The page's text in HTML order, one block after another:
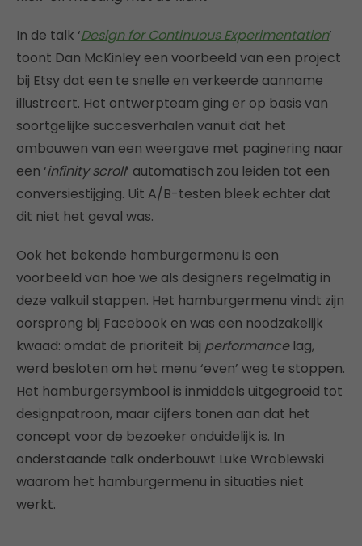
In de talk ‘Design for Continuous Experimentation’
toont Dan McKinley een voorbeeld van een project
bij Etsy dat een te snelle en verkeerde aanname
illustreert. Het ontwerpteam ging er op basis van
soortgelijke succesverhalen vanuit dat het
ombouwen van een weergave met paginering naar
een ‘infinity scroll’ automatisch zou leiden tot een
conversiestijging. Uit A/B-testen bleek echter dat
dit niet het geval was.
Ook het bekende hamburgermenu is een
voorbeeld van hoe we als designers regelmatig in
deze valkuil stappen. Het hamburgermenu vindt zijn
oorsprong bij Facebook en was een noodzakelijk
kwaad: omdat de prioriteit bij performancelag,
werd besloten om het menu ‘even’ weg te stoppen.
Het hamburgersymbool is inmiddels uitgegroeid tot
designpatroon, maar cijfers tonen aan dat het
concept voor de bezoeker onduidelijk is. In
onderstaande talk onderbouwt Luke Wroblewski
waarom het hamburgermenu in situaties niet
werkt.